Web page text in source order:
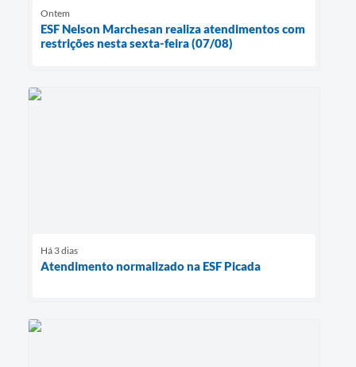
Ontem
ESF Nelson Marchesan realiza atendimentos com
restrições nesta sexta-feira (07/08)
Há 3 dias
Atendimento normalizado na ESF Picada